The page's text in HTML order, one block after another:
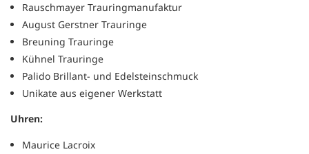
Rauschmayer Trauringmanufaktur
August Gerstner Trauringe
Breuning Trauringe
Kühnel Trauringe
Palido Brillant- und Edelsteinschmuck
Unikate aus eigener Werkstatt
Uhren:
Maurice Lacroix